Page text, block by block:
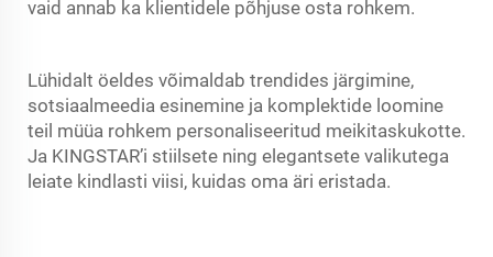
vaid annab ka klientidele põhjuse osta rohkem.
Lühidalt öeldes võimaldab trendides järgimine,
sotsiaalmeedia esinemine ja komplektide loomine
teil müüa rohkem personaliseeritud meikitaskukotte.
Ja KINGSTAR’i stiilsete ning elegantsete valikutega
leiate kindlasti viisi, kuidas oma äri eristada.